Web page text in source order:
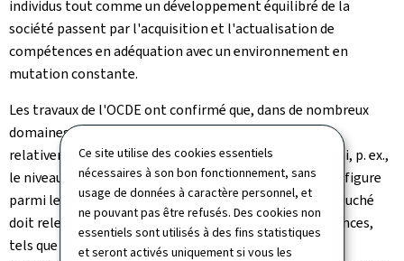
Ce site utilise des cookies essentiels
nécessaires à son bon fonctionnement, sans
usage de données à caractère personnel, et
ne pouvant pas être refusés. Des cookies non
essentiels sont utilisés à des fins statistiques
et seront activés uniquement si vous les
individus tout comme un développement équilibré de la
société passent par l'acquisition et l'actualisation de
compétences en adéquation avec un environnement en
mutation constante.
Les travaux de l'OCDE ont confirmé que, dans de nombreux
domaines, le Luxembourg affiche des performances
relativement élevées en matière de compétences. Ainsi, p. ex.,
le niveau d'enseignement supérieur des jeunes adultes figure
parmi les plus élevés de l'OCDE. Cependant, le Grand-Duché
doit relever de nombreux défis en matière de compétences,
tels que les fréquentes pénuries de talents, une faible